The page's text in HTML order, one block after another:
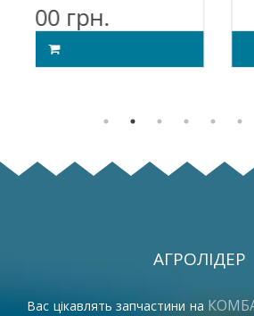
АГРОЛІДЕР
Вас цікавлять запчастини на